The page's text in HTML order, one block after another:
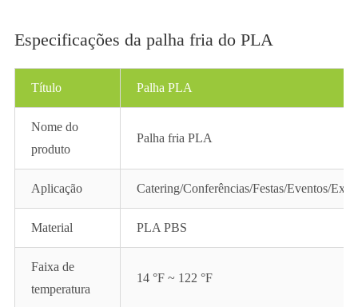
Especificações da palha fria do PLA
Título Palha PLA
Nome do
produto
Palha fria PLA
Aplicação Catering/Conferências/Festas/Eventos/
Material PLA PBS
Faixa de
temperatura
14 °F ~ 122 °F